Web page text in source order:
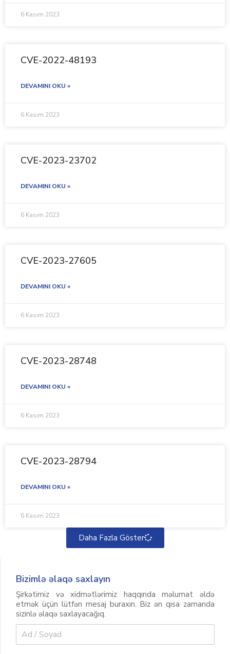
6 Kasım 2023
CVE-2022-48193
DEVAMINI OKU »
6 Kasım 2023
CVE-2023-23702
DEVAMINI OKU »
6 Kasım 2023
CVE-2023-27605
DEVAMINI OKU »
6 Kasım 2023
CVE-2023-28748
DEVAMINI OKU »
6 Kasım 2023
CVE-2023-28794
DEVAMINI OKU »
6 Kasım 2023
Daha Fazla Göster
Bizimlə əlaqə saxlayın
Şirkətimiz və xidmətlərimiz haqqında məlumat əldə
etmək üçün lütfən mesaj buraxın. Biz ən qısa zamanda
sizinlə əlaqə saxlayacağıq.